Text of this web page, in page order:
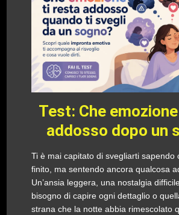
Test: Che
addosso dopo un
Ti è mai capitato di svegliarti sapendo
finito, ma sentendo ancora qualcosa
Un’ansia leggera, una nostalgia
bisogno di capire ogni dettaglio o
strana che la notte abbia rimescolato